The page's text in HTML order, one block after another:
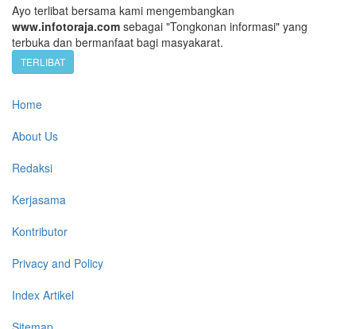
Ayo terlibat bersama kami mengembangkan
www.infotoraja.com sebagai "Tongkonan informasi" yang
terbuka dan bermanfaat bagi masyakarat.
TERLIBAT
Home
About Us
Redaksi
Kerjasama
Kontributor
Privacy and Policy
Index Artikel